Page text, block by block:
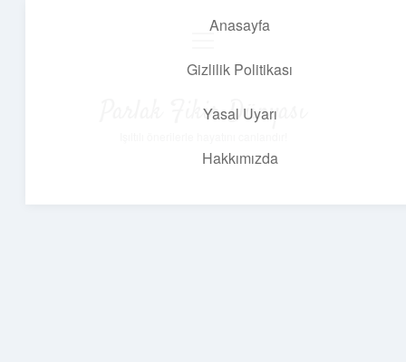
Anasayfa
Gizlilik Politikası
Yasal Uyarı
Hakkımızda
Parlak Fikir Dünyası